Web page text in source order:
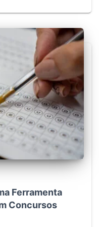
Ferramenta
Concursos